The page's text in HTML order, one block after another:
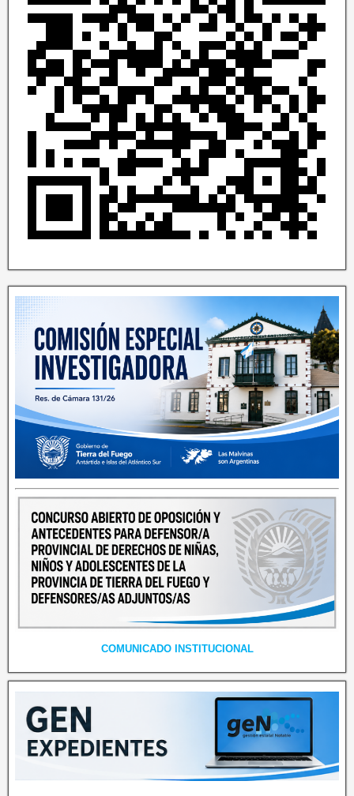
COMUNICADO INSTITUCIONAL